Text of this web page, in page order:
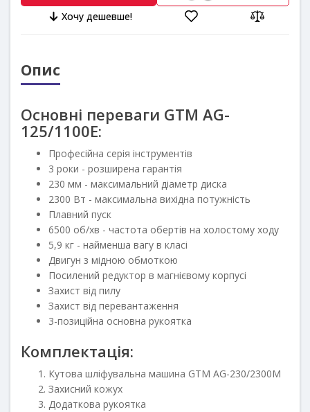
Хочу дешевше!
Опис
Основні переваги GTM AG-
125/1100E:
Професійна серія інструментів
3 роки - розширена гарантія
230 мм - максимальний діаметр диска
2300 Вт - максимальна вихідна потужність
Плавний пуск
6500 об/хв - частота обертів на холостому ходу
5,9 кг - найменша вагу в класі
Двигун з мідною обмоткою
Посилений редуктор в магнієвому корпусі
Захист від пилу
Захист від перевантаження
3-позиційна основна рукоятка
Комплектація:
Кутова шліфувальна машина GTM AG-230/2300M
Захисний кожух
Додаткова рукоятка